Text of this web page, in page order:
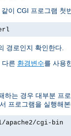
이 CGI 프로그램 첫
경로인지 확인한다.
다른 환경변수를 사용
하는 경우 대부분 프
프로그램을 실행해
cgi-bin